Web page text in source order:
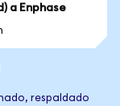
a Enphase
respaldado